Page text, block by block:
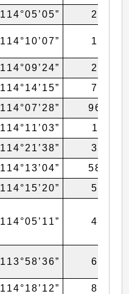
114°05’05”
26
114°10’07” 18
114°09’24”
28
114°14’15”
71
114°07’28”
966
114°11’03”
11
114°21’38”
35
114°13’04”
587
114°15’20”
52
114°05’11” 43
113°58’36” 69
114°18’12”
83